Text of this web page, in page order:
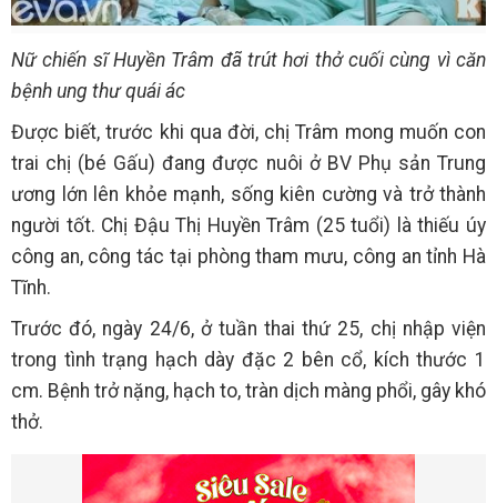
Nữ chiến sĩ Huyền Trâm đã trút hơi thở cuối cùng vì căn
bệnh ung thư quái ác
Được biết, trước khi qua đời, chị Trâm mong muốn con
trai chị (bé Gấu) đang được nuôi ở BV Phụ sản Trung
ương lớn lên khỏe mạnh, sống kiên cường và trở thành
người tốt. Chị Đậu Thị Huyền Trâm (25 tuổi) là thiếu úy
công an, công tác tại phòng tham mưu, công an tỉnh Hà
Tĩnh.
Trước đó, ngày 24/6, ở tuần thai thứ 25, chị nhập viện
trong tình trạng hạch dày đặc 2 bên cổ, kích thước 1
cm. Bệnh trở nặng, hạch to, tràn dịch màng phổi, gây khó
thở.